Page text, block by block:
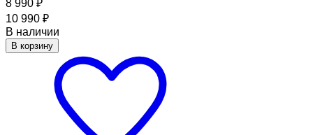
8 990 ₽
10 990 ₽
В наличии
В корзину